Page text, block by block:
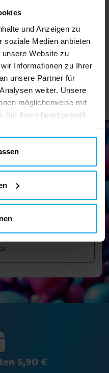
und Anzeigen zu
soziale Medien anbieten
Website zu
Informationen zu Ihrer
unsere Partner für
weiter. Unsere
möglicherweise mit
Sie ihnen bereitgestellt
können Sie jederzeit.
Aktueller Preis:
0,29 €Vorheriger Preis
0,49 €
0,29 € 0,49 €
IN DEN KORB
an und erhalten Sie
5,90 €